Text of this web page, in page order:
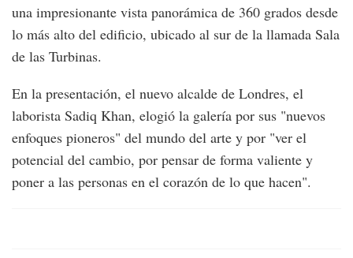
una impresionante vista panorámica de 360 grados desde
lo más alto del edificio, ubicado al sur de la llamada Sala
de las Turbinas.
En la presentación, el nuevo alcalde de Londres, el
laborista Sadiq Khan, elogió la galería por sus "nuevos
enfoques pioneros" del mundo del arte y por "ver el
potencial del cambio, por pensar de forma valiente y
poner a las personas en el corazón de lo que hacen".